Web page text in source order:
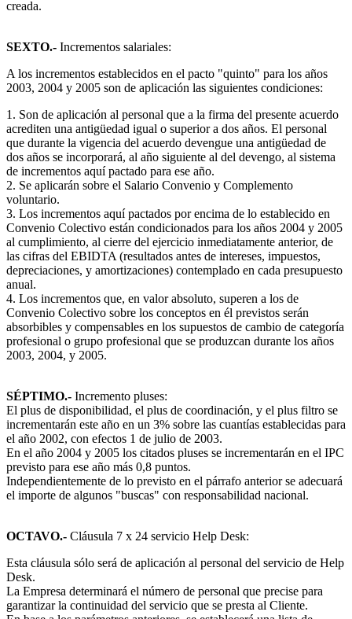
creada.
SEXTO.- Incrementos salariales:
A los incrementos establecidos en el pacto "quinto" para los años
2003, 2004 y 2005 son de aplicación las siguientes condiciones:
1. Son de aplicación al personal que a la firma del presente acuerdo
acrediten una antigüedad igual o superior a dos años. El personal
que durante la vigencia del acuerdo devengue una antigüedad de
dos años se incorporará, al año siguiente al del devengo, al sistema
de incrementos aquí pactado para ese año.
2. Se aplicarán sobre el Salario Convenio y Complemento
voluntario.
3. Los incrementos aquí pactados por encima de lo establecido en
Convenio Colectivo están condicionados para los años 2004 y 2005
al cumplimiento, al cierre del ejercicio inmediatamente anterior, de
las cifras del EBIDTA (resultados antes de intereses, impuestos,
depreciaciones, y amortizaciones) contemplado en cada presupuesto
anual.
4. Los incrementos que, en valor absoluto, superen a los de
Convenio Colectivo sobre los conceptos en él previstos serán
absorbibles y compensables en los supuestos de cambio de categoría
profesional o grupo profesional que se produzcan durante los años
2003, 2004, y 2005.
SÉPTIMO.- Incremento pluses:
El plus de disponibilidad, el plus de coordinación, y el plus filtro se
incrementarán este año en un 3% sobre las cuantías establecidas para
el año 2002, con efectos 1 de julio de 2003.
En el año 2004 y 2005 los citados pluses se incrementarán en el IPC
previsto para ese año más 0,8 puntos.
Independientemente de lo previsto en el párrafo anterior se adecuará
el importe de algunos "buscas" con responsabilidad nacional.
OCTAVO.- Cláusula 7 x 24 servicio Help Desk:
Esta cláusula sólo será de aplicación al personal del servicio de Help
Desk.
La Empresa determinará el número de personal que precise para
garantizar la continuidad del servicio que se presta al Cliente.